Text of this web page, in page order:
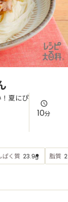
夏にぴ
10分
ぱく質 23.9g 脂質